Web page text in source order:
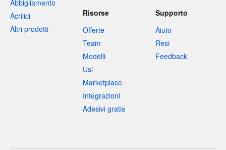
Abbigliamento
Acrilici
Altri prodotti
Risorse
Offerte
Team
Modelli
Usi
Marketplace
Integrazioni
Adesivi gratis
Supporto
Aiuto
Resi
Feedback